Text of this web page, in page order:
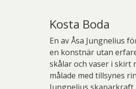
Kosta Boda
En av Åsa Jungnelius
en konstnär utan
skålar och vaser i skirt
målade med tillsynes